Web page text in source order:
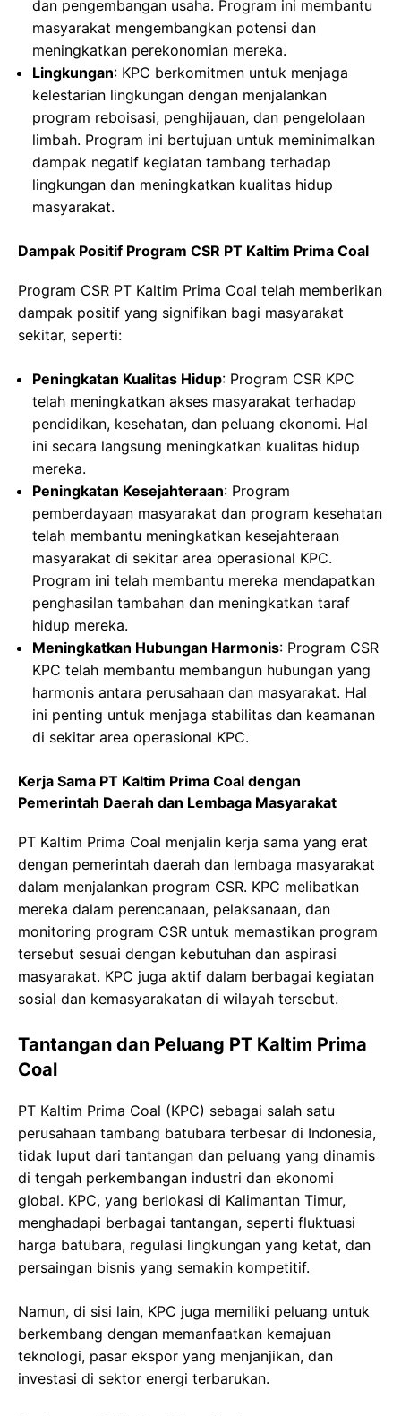
dan pengembangan usaha. Program ini membantu
masyarakat mengembangkan potensi dan
meningkatkan perekonomian mereka.
Lingkungan: KPC berkomitmen untuk menjaga
kelestarian lingkungan dengan menjalankan
program reboisasi, penghijauan, dan pengelolaan
limbah. Program ini bertujuan untuk meminimalkan
dampak negatif kegiatan tambang terhadap
lingkungan dan meningkatkan kualitas hidup
masyarakat.
Dampak Positif Program CSR PT Kaltim Prima Coal
Program CSR PT Kaltim Prima Coal telah memberikan
dampak positif yang signifikan bagi masyarakat
sekitar, seperti:
Peningkatan Kualitas Hidup: Program CSR KPC
telah meningkatkan akses masyarakat terhadap
pendidikan, kesehatan, dan peluang ekonomi. Hal
ini secara langsung meningkatkan kualitas hidup
mereka.
Peningkatan Kesejahteraan: Program
pemberdayaan masyarakat dan program kesehatan
telah membantu meningkatkan kesejahteraan
masyarakat di sekitar area operasional KPC.
Program ini telah membantu mereka mendapatkan
penghasilan tambahan dan meningkatkan taraf
hidup mereka.
Meningkatkan Hubungan Harmonis: Program CSR
KPC telah membantu membangun hubungan yang
harmonis antara perusahaan dan masyarakat. Hal
ini penting untuk menjaga stabilitas dan keamanan
di sekitar area operasional KPC.
Kerja Sama PT Kaltim Prima Coal dengan
Pemerintah Daerah dan Lembaga Masyarakat
PT Kaltim Prima Coal menjalin kerja sama yang erat
dengan pemerintah daerah dan lembaga masyarakat
dalam menjalankan program CSR. KPC melibatkan
mereka dalam perencanaan, pelaksanaan, dan
monitoring program CSR untuk memastikan program
tersebut sesuai dengan kebutuhan dan aspirasi
masyarakat. KPC juga aktif dalam berbagai kegiatan
sosial dan kemasyarakatan di wilayah tersebut.
Tantangan dan Peluang PT Kaltim Prima
Coal
PT Kaltim Prima Coal (KPC) sebagai salah satu
perusahaan tambang batubara terbesar di Indonesia,
tidak luput dari tantangan dan peluang yang dinamis
di tengah perkembangan industri dan ekonomi
global. KPC, yang berlokasi di Kalimantan Timur,
menghadapi berbagai tantangan, seperti fluktuasi
harga batubara, regulasi lingkungan yang ketat, dan
persaingan bisnis yang semakin kompetitif.
Namun, di sisi lain, KPC juga memiliki peluang untuk
berkembang dengan memanfaatkan kemajuan
teknologi, pasar ekspor yang menjanjikan, dan
investasi di sektor energi terbarukan.